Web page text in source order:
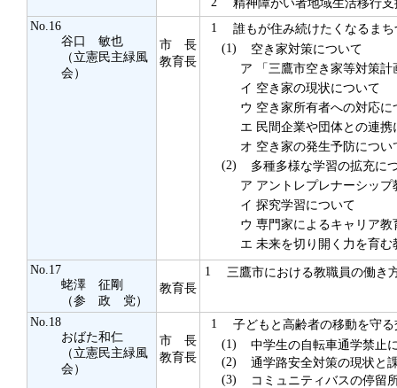
精神障がい者地域生活移行支
No.16
谷口 敏也
（立憲民主緑風
会）
市 長
教育長
1
誰もが住み続けたくなるまち
(1)
空き家対策について
ア
「三鷹市空き家等対策
イ 空き家の現状について
ウ 空き家所有者への対応に
エ 民間企業や団体との連携
オ 空き家の発生予防につい
(2)
多種多様な学習の拡充に
ア アントレプレナーシップ
イ 探究学習について
ウ 専門家によるキャリア教
エ 未来を切り開く力を育
No.17
蛯澤 征剛
（参 政 党）
教育長
1 三鷹市における教職員の働き
No.18
おばた和仁
（立憲民主緑風
会）
市 長
教育長
1
子どもと高齢者の移動を守る
(1)
中学生の自転車通学禁止
(2)
通学路安全対策の現状と
(3)
コミュニティバスの停留